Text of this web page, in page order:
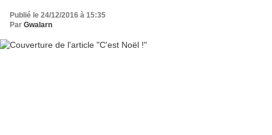
Publié le 24/12/2016 à 15:35
Par Gwalarn